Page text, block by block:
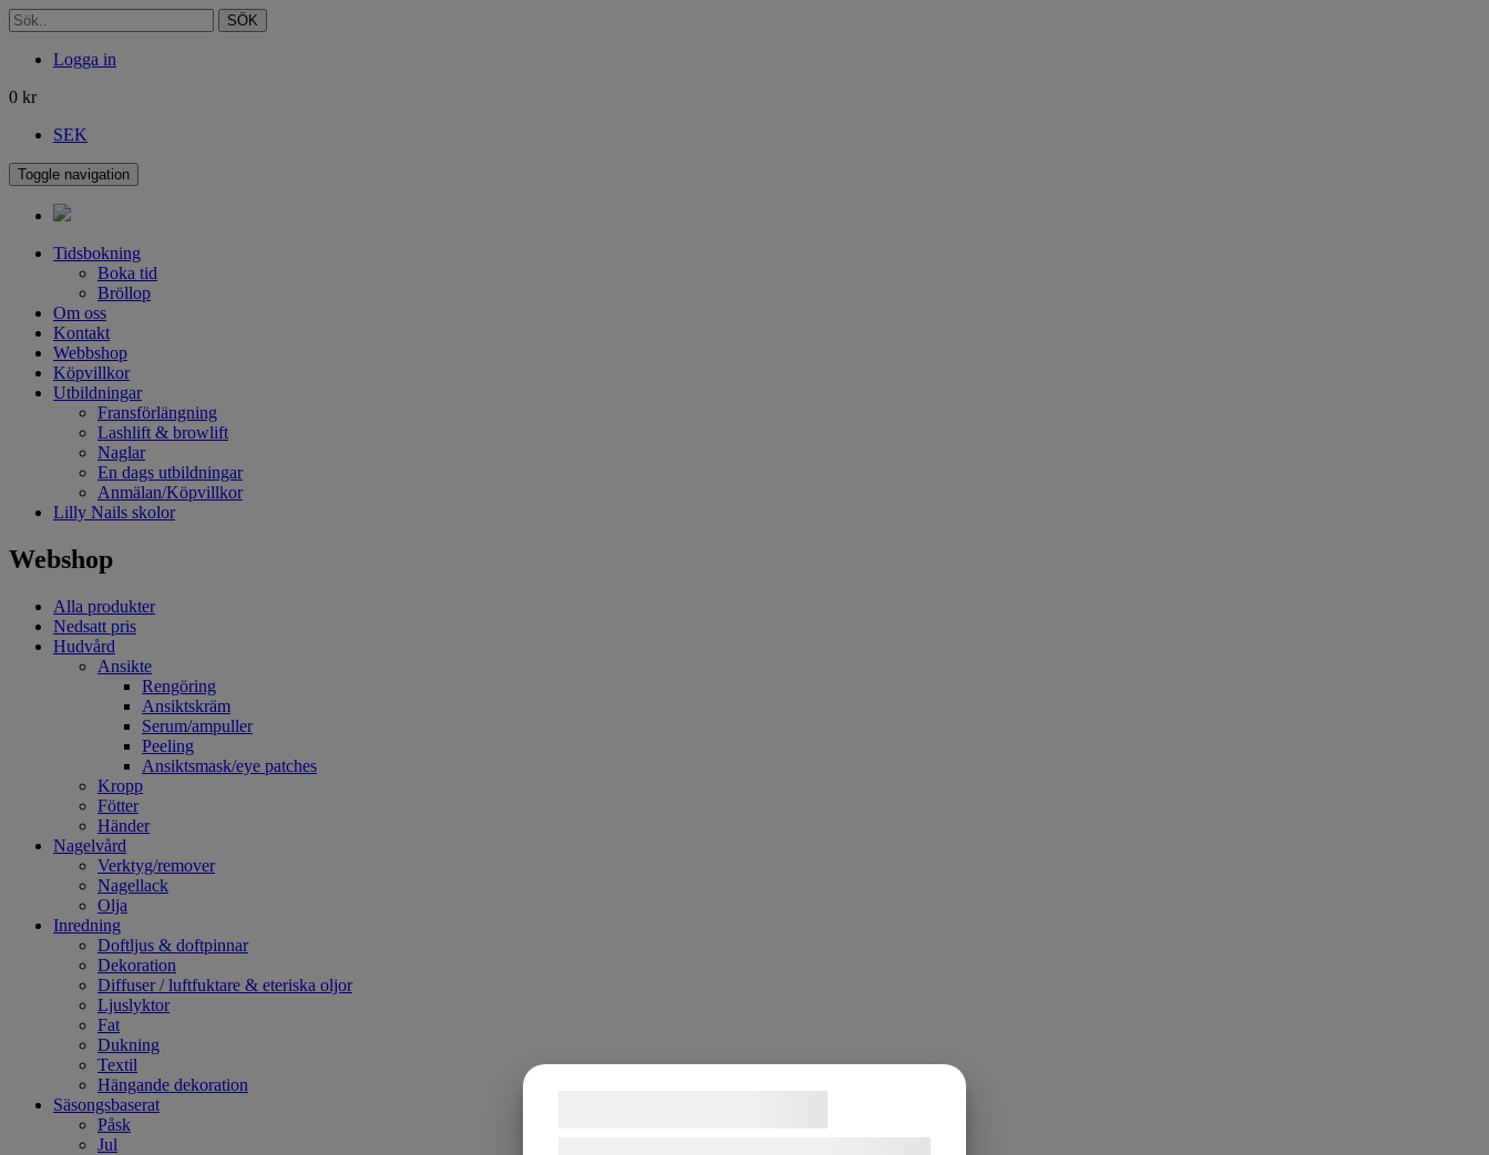
SÖK
Logga in
0 kr
SEK
Toggle navigation
Tidsbokning
Boka tid
Bröllop
Om oss
Kontakt
Webbshop
Köpvillkor
Utbildningar
Fransförlängning
Lashlift & browlift
Naglar
En dags utbildningar
Anmälan/Köpvillkor
Lilly Nails skolor
Webshop
Alla produkter
Nedsatt pris
Hudvård
Ansikte
Rengöring
Ansiktskräm
Serum/ampuller
Peeling
Ansiktsmask/eye patches
Kropp
Fötter
Händer
Nagelvård
Verktyg/remover
Nagellack
Olja
Inredning
Doftljus & doftpinnar
Dekoration
Diffuser / luftfuktare & eteriska oljor
Ljuslyktor
Fat
Dukning
Textil
Hängande dekoration
Säsongsbaserat
Påsk
Jul